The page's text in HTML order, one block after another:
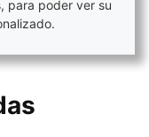
para poder ver su